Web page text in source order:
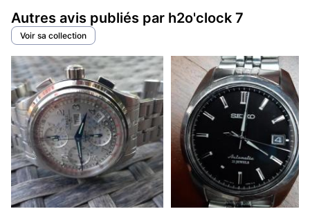
Autres avis publiés par h2o'clock 7
Voir sa collection